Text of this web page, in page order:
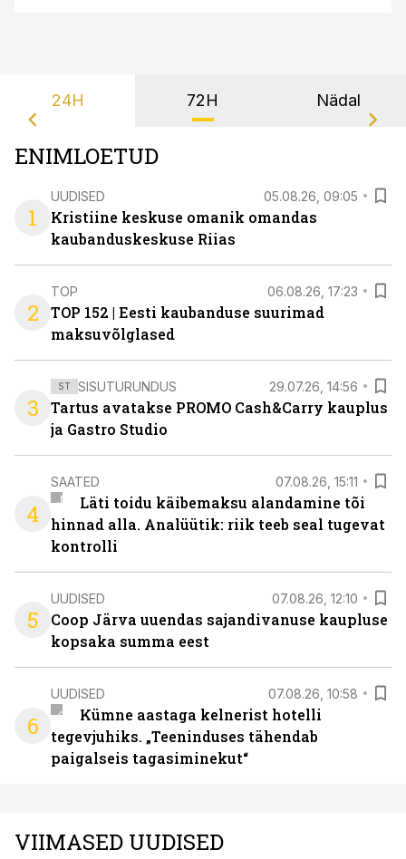
24H 72H Nädal
ENIMLOETUD
1
UUDISED 05.08.26, 09:05
Kristiine keskuse omanik omandas
kaubanduskeskuse Riias
2
TOP 06.08.26, 17:23
TOP 152 | Eesti kaubanduse suurimad
maksuvõlglased
3
ST SISUTURUNDUS 29.07.26, 14:56
Tartus avatakse PROMO Cash&Carry kauplus
ja Gastro Studio
4
SAATED 07.08.26, 15:11
Läti toidu käibemaksu alandamine tõi
hinnad alla. Analüütik: riik teeb seal tugevat
kontrolli
5
UUDISED 07.08.26, 12:10
Coop Järva uuendas sajandivanuse kaupluse
kopsaka summa eest
6
UUDISED 07.08.26, 10:58
Kümne aastaga kelnerist hotelli
tegevjuhiks. „Teeninduses tähendab
paigalseis tagasiminekut“
VIIMASED UUDISED